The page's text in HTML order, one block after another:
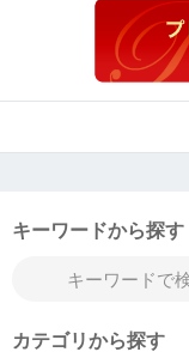
キーワードから探す
カテゴリから探す